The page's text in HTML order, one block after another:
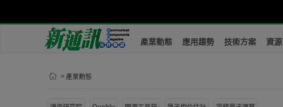
產業動態 應用趨勢 技術方案 資
> 產業動態